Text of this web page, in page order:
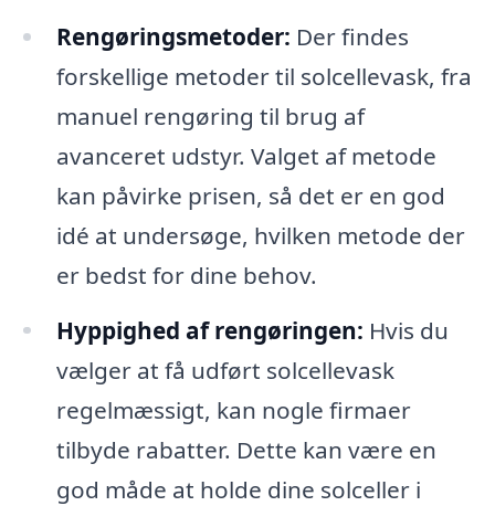
Rengøringsmetoder: Der findes
forskellige metoder til solcellevask, fra
manuel rengøring til brug af
avanceret udstyr. Valget af metode
kan påvirke prisen, så det er en god
idé at undersøge, hvilken metode der
er bedst for dine behov.
Hyppighed af rengøringen: Hvis du
vælger at få udført solcellevask
regelmæssigt, kan nogle firmaer
tilbyde rabatter. Dette kan være en
god måde at holde dine solceller i